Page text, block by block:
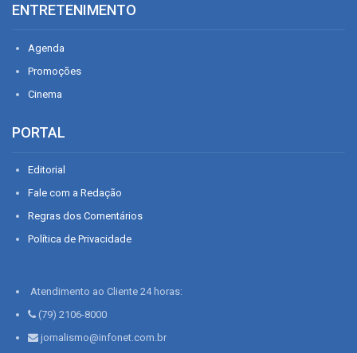
ENTRETENIMENTO
Agenda
Promoções
Cinema
PORTAL
Editorial
Fale com a Redação
Regras dos Comentários
Política de Privacidade
Atendimento ao Cliente 24 horas:
(79) 2106-8000
jornalismo@infonet.com.br